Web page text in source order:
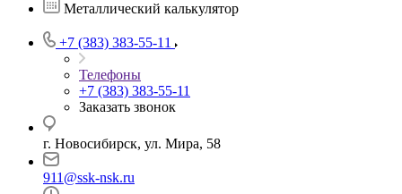
Металлический калькулятор
+7 (383) 383-55-11
Телефоны
+7 (383) 383-55-11
Заказать звонок
г. Новосибирск, ул. Мира, 58
911@ssk-nsk.ru